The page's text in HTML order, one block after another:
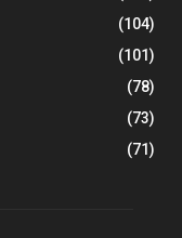
(104)
(101)
(78)
(73)
(71)